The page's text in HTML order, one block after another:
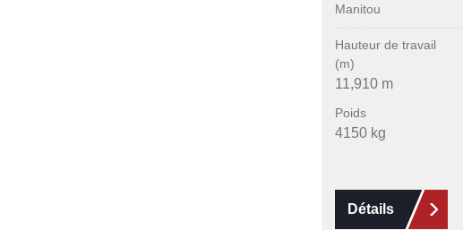
Manitou
Hauteur de travail
(m)
11,910 m
Poids
4150 kg
Détails